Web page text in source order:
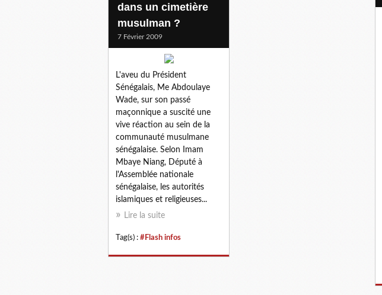
dans un cimetière
musulman ?
7 Février 2009
L'aveu du Président
Sénégalais, Me Abdoulaye
Wade, sur son passé
maçonnique a suscité une
vive réaction au sein de la
communauté musulmane
sénégalaise. Selon Imam
Mbaye Niang, Député à
l'Assemblée nationale
sénégalaise, les autorités
islamiques et religieuses...
Lire la suite
Tag(s) : #Flash infos